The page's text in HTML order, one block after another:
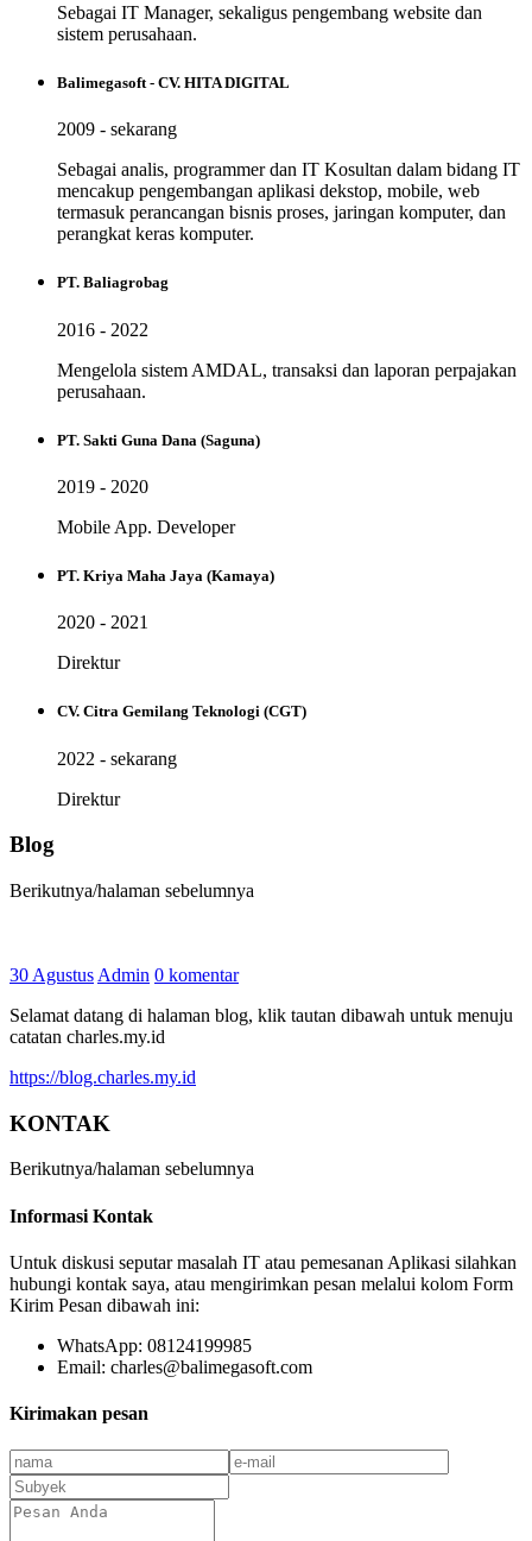
Sebagai IT Manager, sekaligus pengembang website dan
sistem perusahaan.
Balimegasoft - CV. HITA DIGITAL
2009 - sekarang
Sebagai analis, programmer dan IT Kosultan dalam bidang IT
mencakup pengembangan aplikasi dekstop, mobile, web
termasuk perancangan bisnis proses, jaringan komputer, dan
perangkat keras komputer.
PT. Baliagrobag
2016 - 2022
Mengelola sistem AMDAL, transaksi dan laporan perpajakan
perusahaan.
PT. Sakti Guna Dana (Saguna)
2019 - 2020
Mobile App. Developer
PT. Kriya Maha Jaya (Kamaya)
2020 - 2021
Direktur
CV. Citra Gemilang Teknologi (CGT)
2022 - sekarang
Direktur
Blog
Berikutnya/halaman sebelumnya
30 Agustus Admin 0 komentar
Selamat datang di halaman blog, klik tautan dibawah untuk menuju
catatan charles.my.id
https://blog.charles.my.id
KONTAK
Berikutnya/halaman sebelumnya
Informasi Kontak
Untuk diskusi seputar masalah IT atau pemesanan Aplikasi silahkan
hubungi kontak saya, atau mengirimkan pesan melalui kolom Form
Kirim Pesan dibawah ini:
WhatsApp: 08124199985
Email: charles@balimegasoft.com
Kirimakan pesan